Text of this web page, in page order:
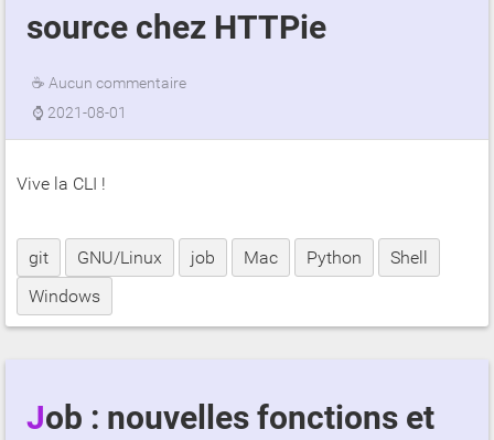
source chez HTTPie
☕ Aucun commentaire
⌚ 2021-08-01
Vive la CLI !
git GNU/Linux job Mac Python
Shell
Windows
Job : nouvelles fonctions et